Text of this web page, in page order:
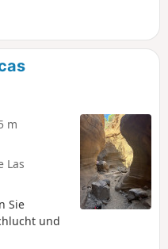
schöner Strand am
m
Las
Sie
und